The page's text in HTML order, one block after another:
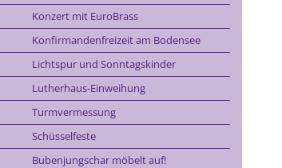
Konzert mit EuroBrass
Konfirmandenfreizeit am Bodensee
Lichtspur und Sonntagskinder
Lutherhaus-Einweihung
Turmvermessung
Schüsselfeste
Bubenjungschar möbelt auf!